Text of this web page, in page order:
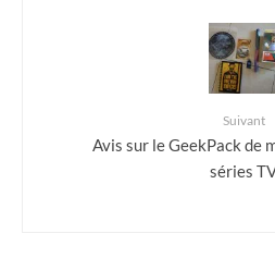
Suivant
Avis sur le GeekPack de
séries